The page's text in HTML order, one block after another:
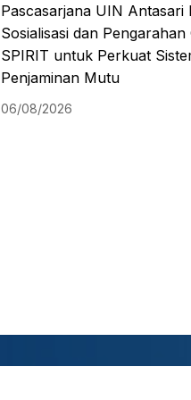
Pascasarjana UIN Antasari
Sosialisasi dan
SPIRIT untuk Perkuat
Penjaminan Mutu
06/08/2026